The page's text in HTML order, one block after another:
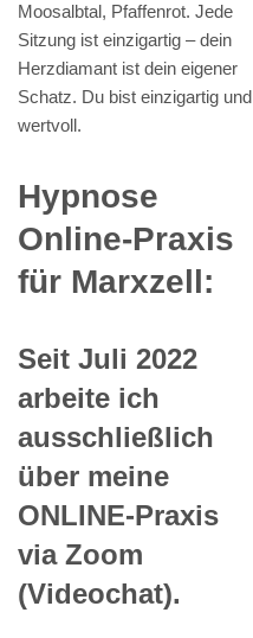
Moosalbtal, Pfaffenrot. Jede
Sitzung ist einzigartig – dein
Herzdiamant ist dein eigener
Schatz. Du bist einzigartig und
wertvoll.
Hypnose
Online-Praxis
für Marxzell:
Seit Juli 2022
arbeite ich
ausschließlich
über meine
ONLINE-Praxis
via Zoom
(Videochat).